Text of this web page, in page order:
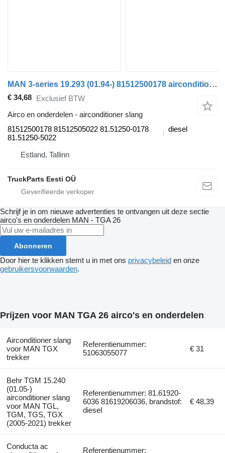
MAN 3-series 19.293 (01.94-) 81512500178 airconditioner slang voor MAN 3-series (1993-2000) trekker
€ 34,68 Exclusief BTW
Airco en onderdelen - airconditioner slang
81512500178 81512505022 81.51250-0178
81.51250-5022
diesel
Estland, Tallinn
TruckParts Eesti OÜ
Schrijf je in om nieuwe advertenties te ontvangen uit deze sectie
airco's en onderdelen MAN - TGA 26
Abonneren
Door hier te klikken stemt u in met ons privacybeleid en onze
gebruikersvoorwaarden.
Prijzen voor MAN TGA 26 airco's en onderdelen
Airconditioner slang
voor MAN TGX
trekker
Referentienummer:
51063055077
€ 31
Behr TGM 15.240
(01.05-)
airconditioner slang
voor MAN TGL,
TGM, TGS, TGX
(2005-2021) trekker
Referentienummer: 81.61920-
6036 81619206036, brandstof:
diesel
€ 48,39
Conducta ac
Referentienummer: